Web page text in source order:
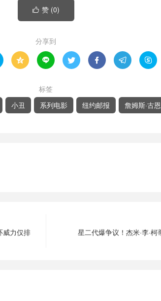
 赞 (0)
分享到
     
标签
小丑 系列电影 纽约邮报 詹姆斯·古恩
威力仅排
星二代爆争议！杰米·李·